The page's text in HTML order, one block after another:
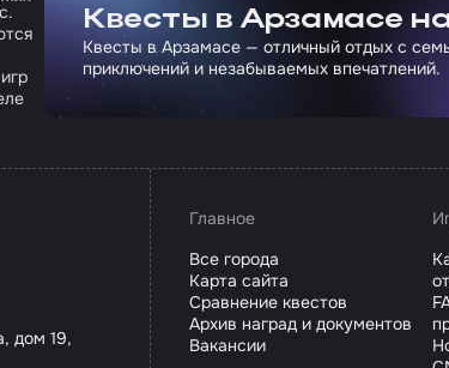
Квесты в Арзамасе
Квесты в Арзамасе — отличный отдых с
приключений и незабываемых впечатлений.
дом 19,
Главное
Все города
Карта сайта
Сравнение квестов
Архив наград и документов
Вакансии